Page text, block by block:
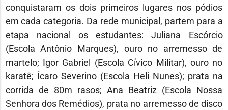
conquistaram os dois primeiros lugares nos pódios
em cada categoria. Da rede municipal, partem para a
etapa nacional os estudantes: Juliana Escórcio
(Escola Antônio Marques), ouro no arremesso de
martelo; Igor Gabriel (Escola Cívico Militar), ouro no
karatê; Ícaro Severino (Escola Heli Nunes); prata na
corrida de 80m rasos; Ana Beatriz (Escola Nossa
Senhora dos Remédios), prata no arremesso de disco